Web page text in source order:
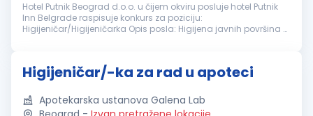
Hotel Putnik Beograd d.o.o. u čijem okviru posluje hotel Putnik
Inn Belgrade raspisuje konkurs za poziciju:
Higijeničar/Higijeničarka Opis posla: Higijena javnih površina u
Higijeničar/-ka za rad u apoteci
Apotekarska ustanova Galena Lab